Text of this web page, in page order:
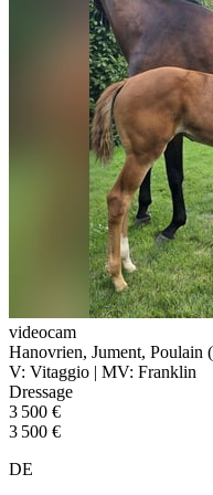
videocam
Hanovrien, Jument, Poulain
V: Vitaggio | MV: Franklin
Dressage
3 500 €
3 500 €
DE